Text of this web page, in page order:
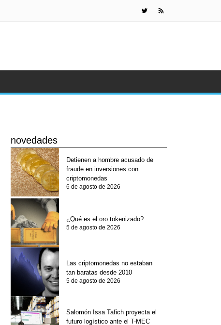
novedades
Detienen a hombre acusado de
fraude en inversiones con
criptomonedas
6 de agosto de 2026
¿Qué es el oro tokenizado?
5 de agosto de 2026
Las criptomonedas no estaban
tan baratas desde 2010
5 de agosto de 2026
Salomón Issa Tafich proyecta el
futuro logístico ante el T-MEC